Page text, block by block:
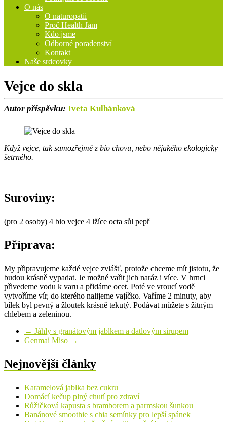
O nás
O naturopatii
Proč Health Jam
Kdo jsme
Odborné poradenství
Kontakt
Naše srdcovky
Vejce do skla
Autor příspěvku: Iveta Kulhánková
Když vejce, tak samozřejmě z bio chovu, nebo nějakého ekologicky
šetrného.
Suroviny:
(pro 2 osoby) 4 bio vejce 4 lžíce octa sůl pepř
Příprava:
My připravujeme každé vejce zvlášť, protože chceme mít jistotu, že
budou krásně vypadat. Je možné vařit jich naráz i více. V hrnci
přivedeme vodu k varu a přidáme ocet. Poté ve vroucí vodě
vytvoříme vír, do kterého nalijeme vajíčko. Vaříme 2 minuty, aby
bílek byl pevný a žloutek krásně tekutý. Podávat můžete s žitným
chlebem a zeleninou.
← Jáhly s granátovým jablkem a datlovým sirupem
Genmai Miso →
Nejnovější články
Karamelová jablka bez cukru
Domácí kečup plný chutí pro zdraví
Růžičková kapusta s bramborem a parmskou šunkou
Banánové smoothie s chia semínky pro lepší spánek